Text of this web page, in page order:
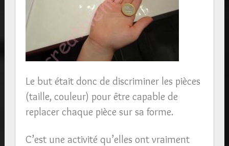
Le but était donc de discriminer les pièces
(taille, couleur) pour être capable de
replacer chaque pièce sur sa forme.
C’est une activité qu’elles ont vraiment